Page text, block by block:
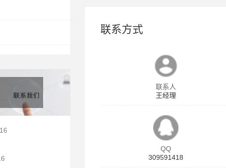
联系方式
联系人
王经理
QQ
309591418